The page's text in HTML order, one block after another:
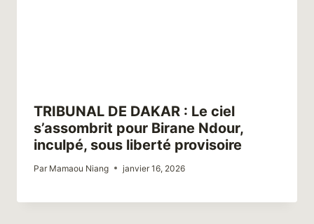
​TRIBUNAL DE DAKAR : Le ciel
s’assombrit pour Birane Ndour,
inculpé, sous liberté provisoire
Par Mamaou Niang janvier 16, 2026